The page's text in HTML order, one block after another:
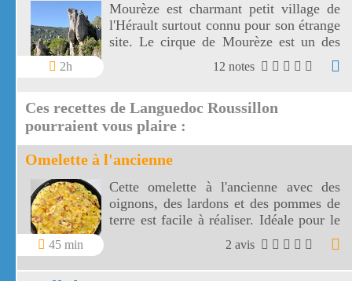
2h
Mourèze est charmant petit village de
l'Hérault surtout connu pour son étrange
site. Le cirque de Mourèze est un des
Grands Sites de France.
12 notes
Ces recettes de Languedoc Roussillon
pourraient vous plaire :
Omelette à l'ancienne
45 min
Cette omelette à l'ancienne avec des
oignons, des lardons et des pommes de
terre est facile à réaliser. Idéale pour le
dîner, cette omelette à l'ancienne sera
accompagnée d'une salade verte.
2 avis